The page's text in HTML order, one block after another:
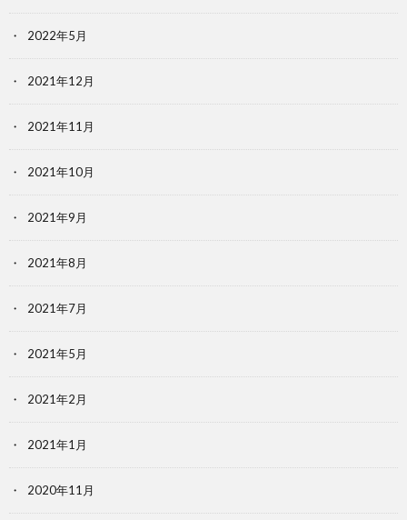
2022年5月
2021年12月
2021年11月
2021年10月
2021年9月
2021年8月
2021年7月
2021年5月
2021年2月
2021年1月
2020年11月